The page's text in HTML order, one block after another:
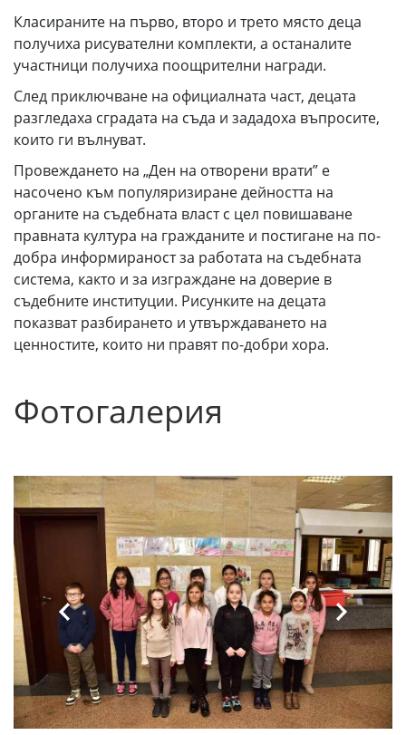
Класираните на първо, второ и трето място деца
получиха рисувателни комплекти, а останалите
участници получиха поощрителни награди.
След приключване на официалната част, децата
разгледаха сградата на съда и зададоха въпросите,
които ги вълнуват.
Провеждането на „Ден на отворени врати” е
насочено към популяризиране дейността на
органите на съдебната власт с цел повишаване
правната култура на гражданите и постигане на по-
добра информираност за работата на съдебната
система, както и за изграждане на доверие в
съдебните институции. Рисунките на децата
показват разбирането и утвърждаването на
ценностите, които ни правят по-добри хора.
Фотогалерия